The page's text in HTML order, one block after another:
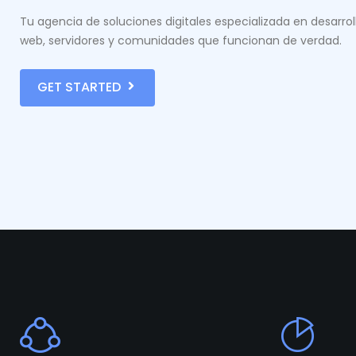
Tu agencia de soluciones digitales especializada en
web, servidores y comunidades que funcionan de verdad.
GET STARTED